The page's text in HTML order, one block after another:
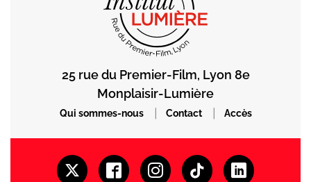
25 rue du Premier-Film, Lyon 8e
Monplaisir-Lumière
Qui sommes-nous | Contact | Accès